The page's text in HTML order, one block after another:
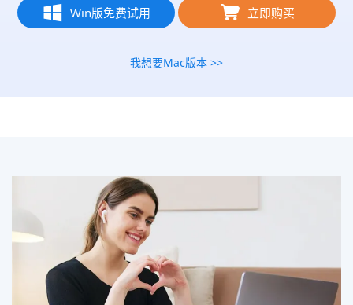
Win版免费试用 立即购买
我想要Mac版本 >>